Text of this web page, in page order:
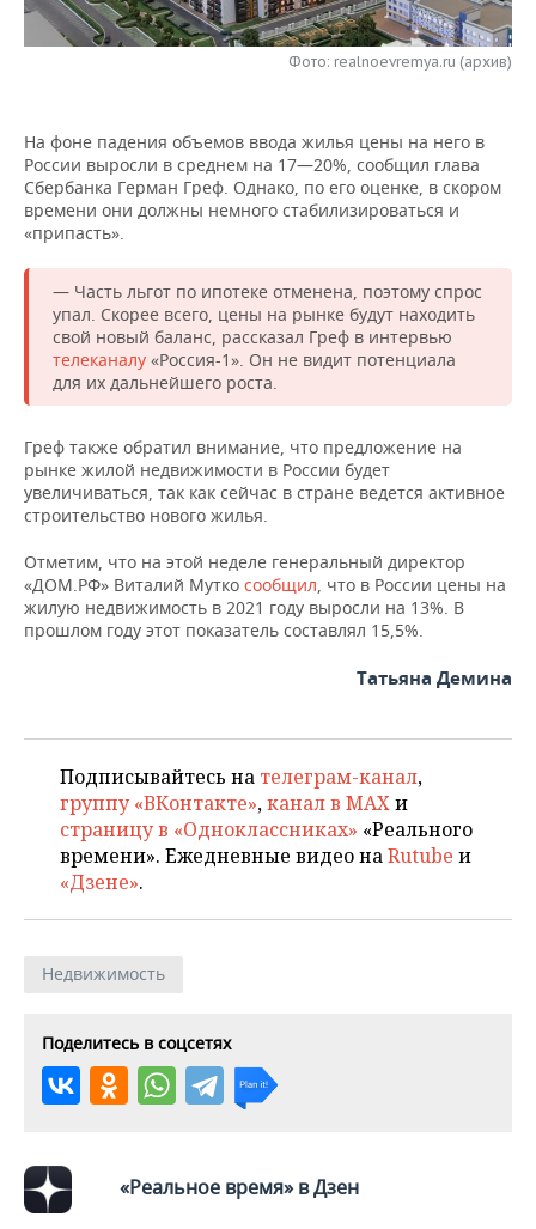
НЕФТЕХИМИЯ
ЭНЕРГЕТИКА
РОЗНИЧНАЯ ТОРГОВЛЯ
УСЛУГИ
НОВОСТИ ТЕХНОЛОГИЙ
МЕДИА
ТЕЛЕКОММУНИКАЦИИ
МЕРОПРИЯТИЯ
ВЫЕЗДНАЯ РЕДАКЦИЯ
БИЗНЕС-БРАНЧИ
ONLINE-КОНФЕРЕНЦИИ
ОТКРЫТАЯ ЛЕКЦИЯ
НОВОСТИ СПОРТА
ФУТБОЛ
ХОККЕЙ
БАСКЕТБОЛ
ВОЛЕЙБОЛ
ФИГУРНОЕ КАТАНИЕ
ХОККЕЙ С МЯЧОМ
ОБЩЕСТВО
НОВОСТИ ОБЩЕСТВА
ВЛАСТЬ
ИНФРАСТРУКТУРА
ИСТОРИЯ
МЕДИЦИНА
ПРОИСШЕСТВИЯ
ФОТОГАЛЕРЕЯ
СЮЖЕТЫ
СПРАВОЧНИК
СПИСОК ПЕРСОН
ПОЛНАЯ ВЕРСИЯ
Фото: realnoevremya.ru (архив)
На фоне падения объемов ввода жилья цены на него в
России выросли в среднем на 17—20%, сообщил глава
Сбербанка Герман Греф. Однако, по его оценке, в скором
времени они должны немного стабилизироваться и
«припасть».
— Часть льгот по ипотеке отменена, поэтому спрос
упал. Скорее всего, цены на рынке будут находить
свой новый баланс, рассказал Греф в интервью
телеканалу «Россия-1». Он не видит потенциала
для их дальнейшего роста.
Греф также обратил внимание, что предложение на
рынке жилой недвижимости в России будет
увеличиваться, так как сейчас в стране ведется активное
строительство нового жилья.
Отметим, что на этой неделе генеральный директор
«ДОМ.РФ» Виталий Мутко сообщил, что в России цены на
жилую недвижимость в 2021 году выросли на 13%. В
прошлом году этот показатель составлял 15,5%.
Татьяна Демина
Подписывайтесь на телеграм-канал,
группу «ВКонтакте»,канал в MAXи
страницу в «Одноклассниках» «Реального
времени». Ежедневные видео наRutube и
«Дзене».
Недвижимость
Поделитесь в соцсетях
«Реальное время» в Дзен